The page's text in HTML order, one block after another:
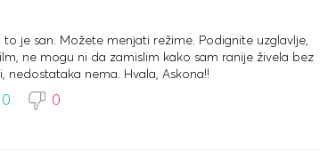
je san. Možete menjati režime. Podignite uzglavlje,
ne mogu ni da zamislim kako sam ranije živela bez
nedostataka nema. Hvala, Askona!!
0 0